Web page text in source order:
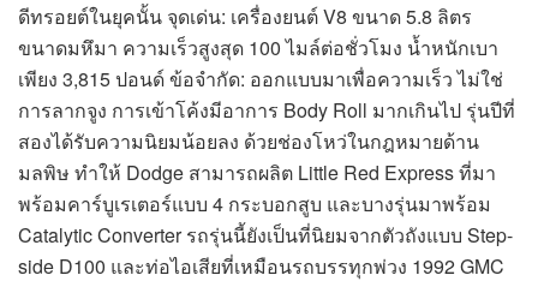
ดีทรอยต์ในยุคนั้น จุดเด่น: เครื่องยนต์ V8 ขนาด 5.8 ลิตร
ขนาดมหึมา ความเร็วสูงสุด 100 ไมล์ต่อชั่วโมง น้ำหนักเบา
เพียง 3,815 ปอนด์ ข้อจำกัด: ออกแบบมาเพื่อความเร็ว ไม่ใช่
การลากจูง การเข้าโค้งมีอาการ Body Roll มากเกินไป รุ่นปีที่
สองได้รับความนิยมน้อยลง ด้วยช่องโหว่ในกฎหมายด้าน
มลพิษ ทำให้ Dodge สามารถผลิต Little Red Express ที่มา
พร้อมคาร์บูเรเตอร์แบบ 4 กระบอกสูบ และบางรุ่นมาพร้อม
Catalytic Converter รถรุ่นนี้ยังเป็นที่นิยมจากตัวถังแบบ Step-
side D100 และท่อไอเสียที่เหมือนรถบรรทุกพ่วง 1992 GMC